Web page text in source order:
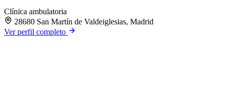
Clínica ambulatoria
28680 San Martín de Valdeiglesias, Madrid
Ver perfil completo